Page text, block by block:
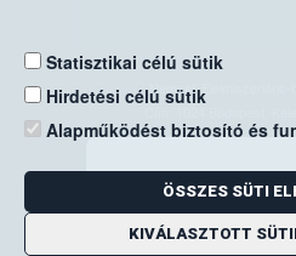
Statisztikai célú sütik
Hirdetési célú sütik
Alapműködést biztosító és
ÖSSZES SÜTI
KIVÁLASZTOTT
Nemzeti Élelmiszerlánc-
Levelezési cím: 1525
E-mail:
Zöld szám: 06-
Telefon: 06-1/